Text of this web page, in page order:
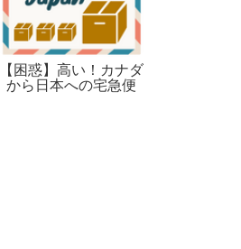
【困惑】高い！カナダ
から日本への宅急便